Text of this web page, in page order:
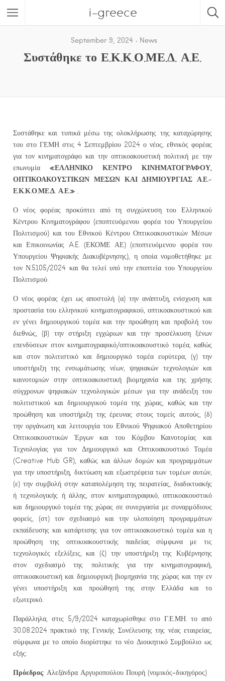
i-greece
September 9, 2024 News
Συστάθηκε το Ε.Κ.Κ.Ο.ΜΕ.Δ. Α.Ε.
Συστάθηκε και τυπικά μέσω της ολοκλήρωσης της καταχώρησης
του στο ΓΕΜΗ στις 4 Σεπτεμβρίου 2024 ο νέος, εθνικός φορέας
για τον κινηματογράφο και την οπτικοακουστική πολιτική με την
επωνυμία «ΕΛΛΗΝΙΚΟ ΚΕΝΤΡΟ ΚΙΝΗΜΑΤΟΓΡΑΦΟΥ,
ΟΠΤΙΚΟΑΚΟΥΣΤΙΚΩΝ ΜΕΣΩΝ ΚΑΙ ΔΗΜΙΟΥΡΓΙΑΣ Α.Ε.-
Ε.Κ.Κ.Ο.ΜΕ.Δ. Α.Ε.»
Ο νέος φορέας προκύπτει από τη συγχώνευση του Ελληνικού
Κέντρου Κινηματογράφου (εποπτευόμενου φορέα του Υπουργείου
Πολιτισμού) και του Εθνικού Κέντρου Οπτικοακουστικών Μέσων
και Επικοινωνίας A.E. (ΕΚΟΜΕ ΑΕ) (εποπτευόμενου φορέα του
Υπουργείου Ψηφιακής Διακυβέρνησης), η οποία νομοθετήθηκε με
τον Ν.5105/2024 και θα τελεί υπό την εποπτεία του Υπουργείου
Πολιτισμού.
Ο νέος φορέας έχει ως αποστολή (α) την ανάπτυξη, ενίσχυση και
προστασία του ελληνικού κινηματογραφικού, οπτικοακουστικού και
εν γένει δημιουργικού τομέα και την προώθηση και προβολή του
διεθνώς, (β) την στήριξη εγχώριων και την προσέλκυση ξένων
επενδύσεων στον κινηματογραφικό/οπτικοακουστικό τομέα, καθώς
και στον πολιτιστικό και δημιουργικό τομέα ευρύτερα, (γ) την
υποστήριξη της ενσωμάτωσης νέων, ψηφιακών τεχνολογιών και
καινοτομιών στην οπτικοακουστική βιομηχανία και της χρήσης
σύγχρονων ψηφιακών τεχνολογικών μέσων για την ανάδειξη του
πολιτιστικού και δημιουργικού τομέα της χώρας, καθώς και την
προώθηση και υποστήριξη της έρευνας στους τομείς αυτούς, (δ)
την οργάνωση και λειτουργία του Εθνικού Ψηφιακού Αποθετηρίου
Οπτικοακουστικών Έργων και του Κόμβου Καινοτομίας και
Τεχνολογίας για τον Δημιουργικό και Οπτικοακουστικό Τομέα
(Creative Hub GR), καθώς και άλλων δομών και προγραμμάτων
για την υποστήριξη, δικτύωση και εξωστρέφεια των τομέων αυτών,
(ε) την συμβολή στην καταπολέμηση της πειρατείας, διαδικτυακής
ή τεχνολογικής ή άλλης, στον κινηματογραφικό, οπτικοακουστικό
και δημιουργικό τομέα της χώρας σε συνεργασία με συναρμόδιους
φορείς, (στ) τον σχεδιασμό και την υλοποίηση προγραμμάτων
εκπαίδευσης και κατάρτισης για τον οπτικοακουστικό τομέα και η
προώθηση της οπτικοακουστικής παιδείας σύμφωνα με τις
τεχνολογικές εξελίξεις, και (ζ) την υποστήριξη της Κυβέρνησης
στον σχεδιασμό της πολιτικής για την κινηματογραφική,
οπτικοακουστική και δημιουργική βιομηχανία της χώρας και την εν
γένει υποστήριξη και προώθησή της στην Ελλάδα και το
εξωτερικό.
Παράλληλα, στις 5/9/2024 καταχωρίσθηκε στο Γ.Ε.ΜΗ. το από
30.08.2024 πρακτικό της Γενικής Συνέλευσης της νέας εταιρείας,
σύμφωνα με το οποίο διορίστηκε το νέο Διοικητικό Συμβούλιο ως
εξής:
Πρόεδρος: Αλεξάνδρα Αργυροπούλου Πουρή (νομικός-δικηγόρος)